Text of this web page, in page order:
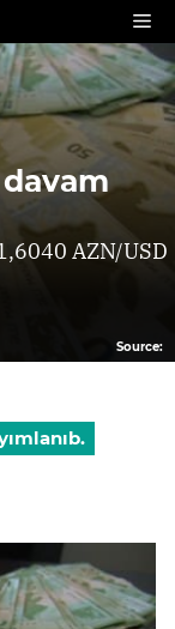
AZN/USD
Source: